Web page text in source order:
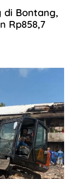
di Bontang,
Rp858,7